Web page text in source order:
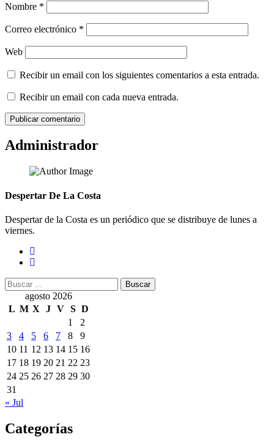
Nombre *
Correo electrónico *
Web
Recibir un email con los siguientes comentarios a esta entrada.
Recibir un email con cada nueva entrada.
Administrador
Despertar De La Costa
Despertar de la Costa es un periódico que se distribuye de lunes a
viernes.
Buscar:
agosto 2026
L M X J V S D
1
2
3
4 5 6 7 8
9
10 11 12 13 14 15 16
17 18 19 20 21 22 23
24 25 26 27 28 29 30
31
« Jul
Categorías